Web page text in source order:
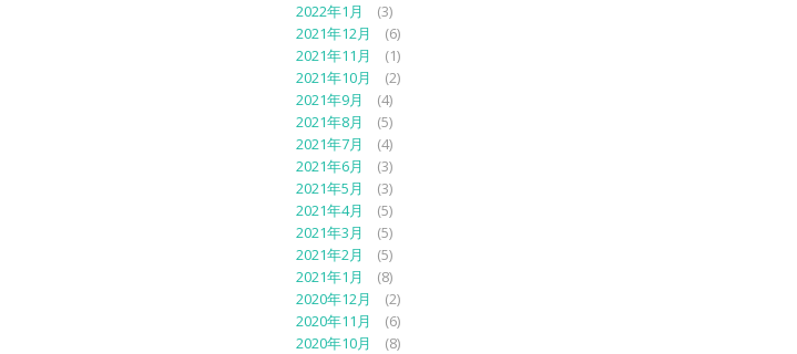
2022年1月
(3)
2021年12月
(6)
2021年11月
(1)
2021年10月
(2)
2021年9月
(4)
2021年8月
(5)
2021年7月
(4)
2021年6月
(3)
2021年5月
(3)
2021年4月
(5)
2021年3月
(5)
2021年2月
(5)
2021年1月
(8)
2020年12月
(2)
2020年11月
(6)
2020年10月
(8)